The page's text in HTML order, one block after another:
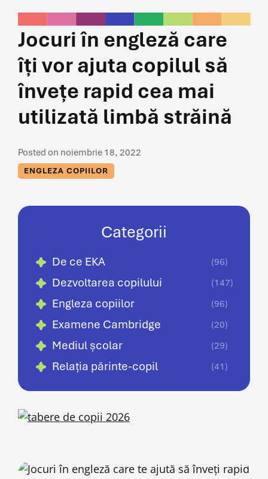
Jocuri în engleză care
îți vor ajuta copilul să
învețe rapid cea mai
utilizată limbă străină
Posted on noiembrie 18, 2022
ENGLEZA COPIILOR
Categorii
De ce EKA (96)
Dezvoltarea copilului (147)
Engleza copiilor (96)
Examene Cambridge (20)
Mediul școlar (29)
Relația părinte-copil (41)